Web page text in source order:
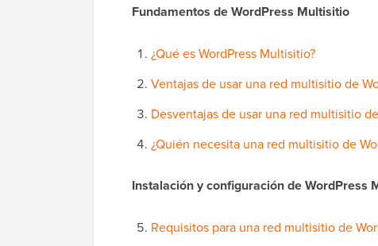
Fundamentos de WordPress Multisitio
¿Qué es WordPress Multisitio?
Ventajas de usar una red multisitio de
Desventajas de usar una red multisitio
¿Quién necesita una red multisitio de
Instalación y configuración de WordPress
Requisitos para una red multisitio de